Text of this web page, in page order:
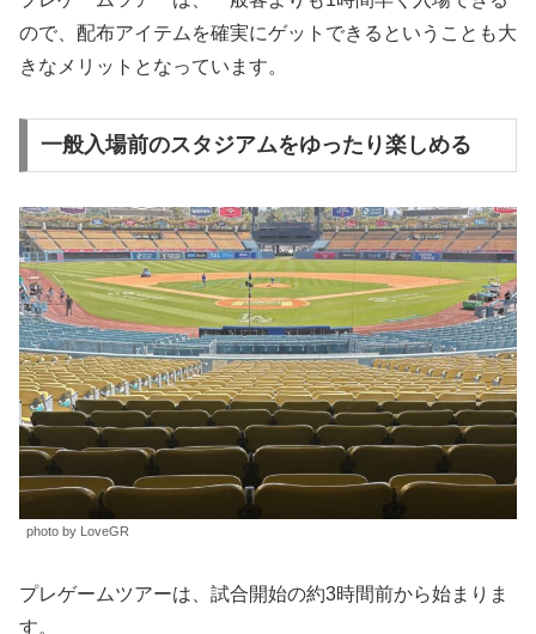
ので、配布アイテムを確実にゲットできるということも大
きなメリットとなっています。
一般入場前のスタジアムをゆったり楽しめる
photo by LoveGR
プレゲームツアーは、試合開始の約3時間前から始まりま
す。